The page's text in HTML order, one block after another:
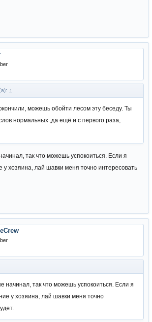
↑
можешь обойти лесом эту беседу. Ты
нормальных ,да ещё и с первого раза,
так что можешь успокоиться. Если я
у хозяина, лай шавки меня точно интересовать
начинал, так что можешь успокоиться. Если я
у хозяина, лай шавки меня точно